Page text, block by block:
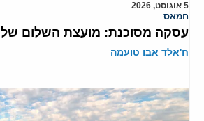
5 אוגוסט, 2026
חמאס
עסקה מסוכנת: מועצת השלום
ח'אלד אבו טועמה